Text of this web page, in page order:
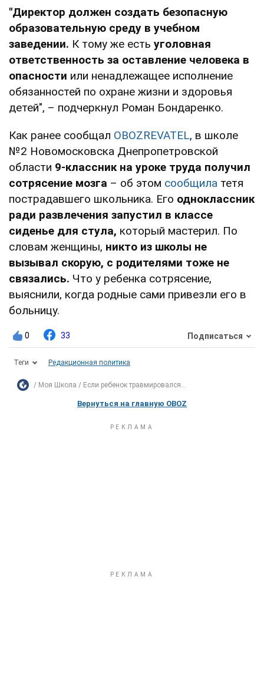
"Директор должен создать безопасную
образовательную среду в учебном
заведении. К тому же есть уголовная
ответственность за оставление человека в
опасности или ненадлежащее исполнение
обязанностей по охране жизни и здоровья
детей", – подчеркнул Роман Бондаренко.
Как ранее сообщал OBOZREVATEL, в школе
№2 Новомосковска Днепропетровской
области 9-классник на уроке труда получил
сотрясение мозга – об этом сообщила тетя
пострадавшего школьника. Его одноклассник
ради развлечения запустил в классе
сиденье для стула, который мастерил. По
словам женщины, никто из школы не
вызывал скорую, с родителями тоже не
связались. Что у ребенка сотрясение,
выяснили, когда родные сами привезли его в
больницу.
0 33 Подписаться
Теги Редакционная политика
Моя Школа Если ребенок травмировался...
Вернуться на главную OBOZ